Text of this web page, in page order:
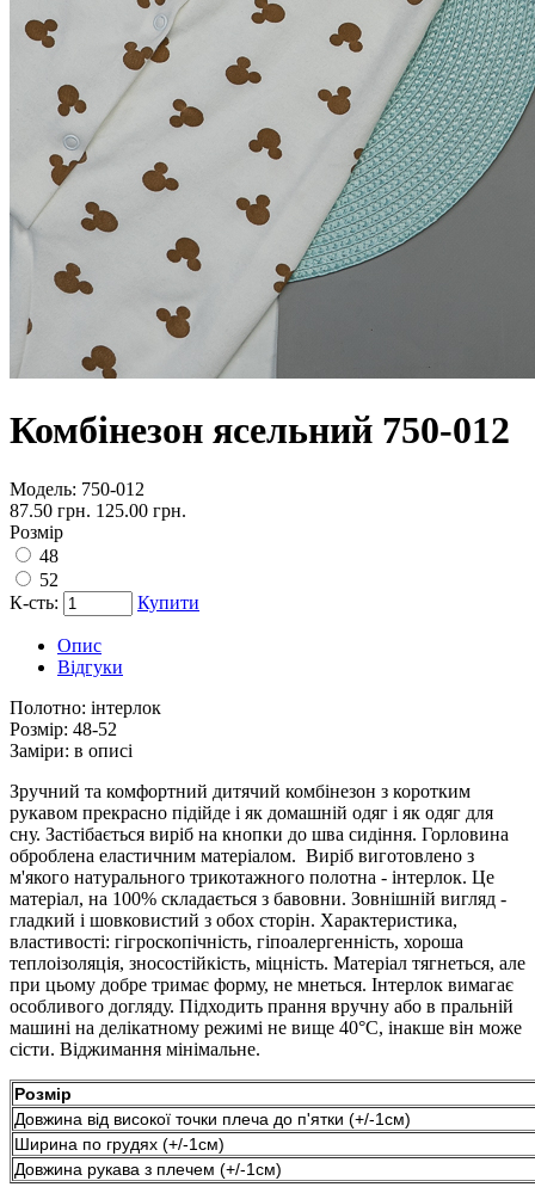
Комбінезон ясельний 750-012
Модель: 750-012
87.50 грн. 125.00 грн.
Розмір
48
52
К-сть:
Купити
Опис
Відгуки
Полотно: інтерлок
Розмір: 48-52
Заміри: в описі
Зручний та комфортний дитячий комбінезон з коротким
рукавом прекрасно підійде і як домашній одяг і як одяг для
сну. Застібається виріб на кнопки до шва сидіння. Горловина
оброблена еластичним матеріалом. Виріб виготовлено з
м'якого натурального трикотажного полотна - інтерлок. Це
матеріал, на 100% складається з бавовни. Зовнішній вигляд -
гладкий і шовковистий з обох сторін. Характеристика,
властивості: гігроскопічність, гіпоалергенність, хороша
теплоізоляція, зносостійкість, міцність. Матеріал тягнеться, але
при цьому добре тримає форму, не мнеться. Інтерлок вимагає
особливого догляду. Підходить прання вручну або в пральній
машині на делікатному режимі не вище 40°C, інакше він може
сісти. Віджимання мінімальне.
Розмір
Довжина від високої точки плеча до п'ятки (+/-1см)
Ширина по грудях (+/-1см)
Довжина рукава з плечем (+/-1см)